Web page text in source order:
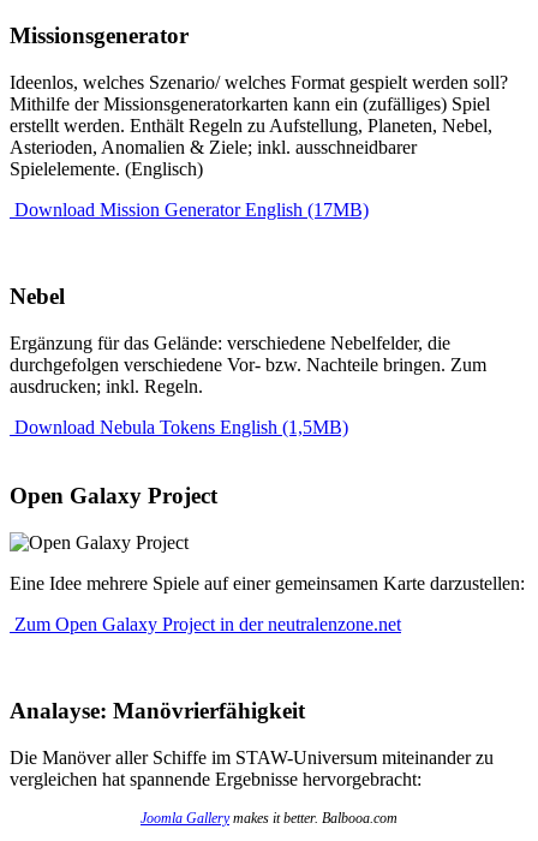
Missionsgenerator
Ideenlos, welches Szenario/ welches Format gespielt werden soll?
Mithilfe der Missionsgeneratorkarten kann ein (zufälliges) Spiel
erstellt werden. Enthält Regeln zu Aufstellung, Planeten, Nebel,
Asterioden, Anomalien & Ziele; inkl. ausschneidbarer
Spielelemente. (Englisch)
Download Mission Generator English (17MB)
Nebel
Ergänzung für das Gelände: verschiedene Nebelfelder, die
durchgefolgen verschiedene Vor- bzw. Nachteile bringen. Zum
ausdrucken; inkl. Regeln.
Download Nebula Tokens English (1,5MB)
Open Galaxy Project
Eine Idee mehrere Spiele auf einer gemeinsamen Karte darzustellen:
Zum Open Galaxy Project in der neutralenzone.net
Analayse: Manövrierfähigkeit
Die Manöver aller Schiffe im STAW-Universum miteinander zu
vergleichen hat spannende Ergebnisse hervorgebracht:
Joomla Gallerymakes it better. Balbooa.com